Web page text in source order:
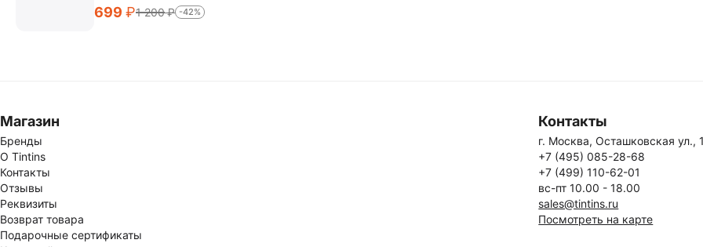
‍699‍ ₽1 200₽ -42%
Магазин
Бренды
О Tintins
Контакты
Отзывы
Реквизиты
Возврат товара
Подарочные сертификаты
Контакты
г. Москва, Осташковская ул.,
+7 (495) 085-28-68
+7 (499) 110-62-01
вс-пт 10.00 - 18.00
sales@tintins.ru
Посмотреть на карте